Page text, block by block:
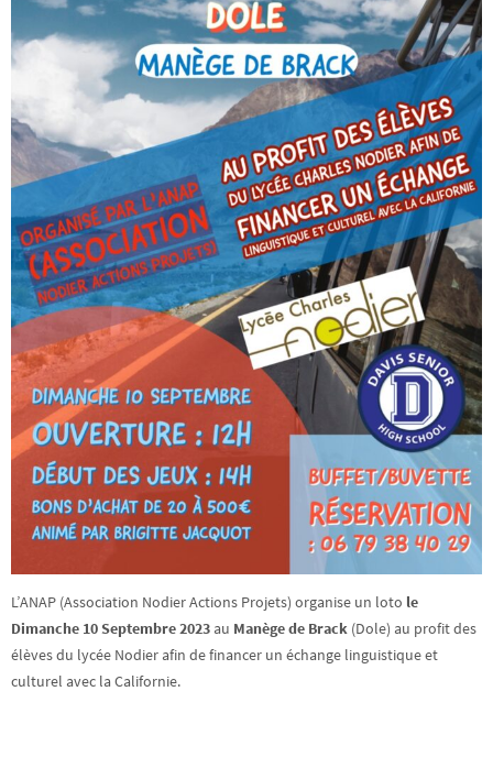
L’ANAP (Association Nodier Actions Projets) organise un loto le
Dimanche 10 Septembre 2023 au Manège de Brack (Dole) au profit des
élèves du lycée Nodier afin de financer un échange linguistique et
culturel avec la Californie.